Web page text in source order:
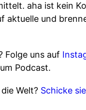
aha ist kein
und
Folge uns auf
Podcast.
Welt? Schicke